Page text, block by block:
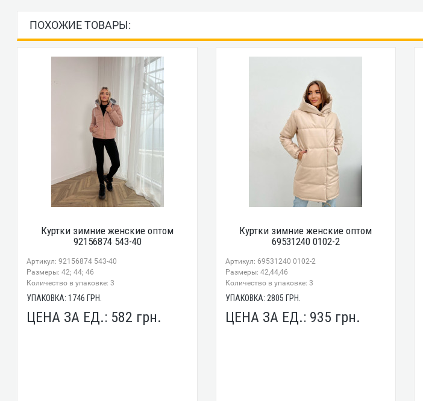
ПОХОЖИЕ ТОВАРЫ:
Куртки зимние женские оптом
92156874 543-40
Артикул: 92156874 543-40
Размеры: 42; 44; 46
Количество в упаковке: 3
УПАКОВКА:1746 ГРН.
ЦЕНА ЗА ЕД.: 582 грн.
Куртки зимние женские оптом
69531240 0102-2
Артикул: 69531240 0102-2
Размеры: 42,44,46
Количество в упаковке: 3
УПАКОВКА: 2805 ГРН.
ЦЕНА ЗА ЕД.: 935 грн.